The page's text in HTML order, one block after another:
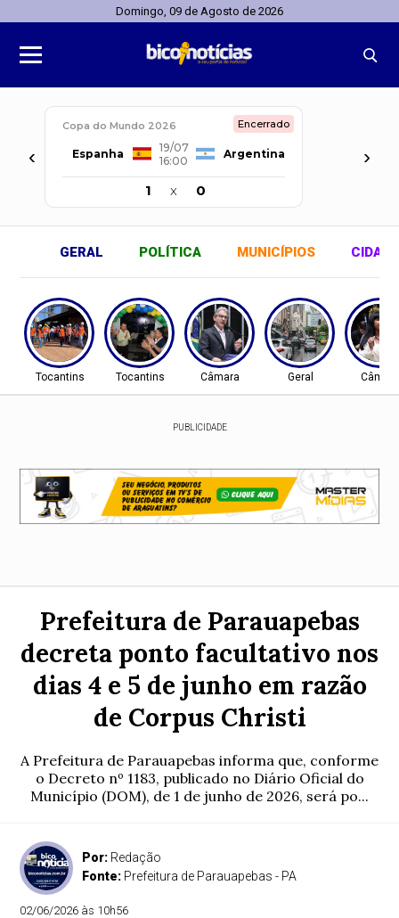
Domingo, 09 de Agosto de 2026
‹
Copa do Mundo 2026 Encerrado
Espanha
19/07
16:00
Argentina
1 x 0
›
GERAL POLÍTICA MUNICÍPIOS
Tocantins Tocantins Câmara Geral
PUBLICIDADE
Prefeitura de Parauapebas
decreta ponto facultativo nos
dias 4 e 5 de junho em razão
de Corpus Christi
A Prefeitura de Parauapebas informa que, conforme
o Decreto nº 1183, publicado no Diário Oficial do
Município (DOM), de 1 de junho de 2026, será po...
Por: Redação
Fonte: Prefeitura de Parauapebas - PA
02/06/2026 às 10h56